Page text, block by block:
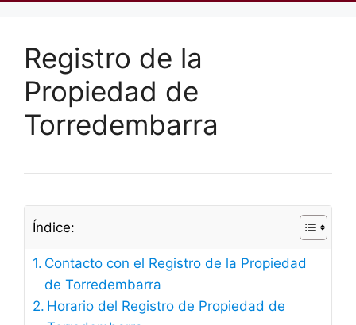
Registro de la
Propiedad de
Torredembarra
Índice:
Contacto con el Registro de la Propiedad
de Torredembarra
Horario del Registro de Propiedad de